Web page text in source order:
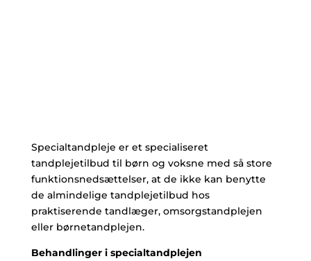
Specialtandpleje er et specialiseret
tandplejetilbud til børn og voksne med så store
funktionsnedsættelser, at de ikke kan benytte
de almindelige tandplejetilbud hos
praktiserende tandlæger, omsorgstandplejen
eller børnetandplejen.
Behandlinger i specialtandplejen